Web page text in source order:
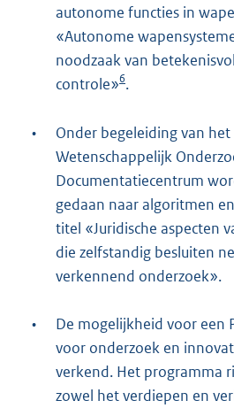
autonome functies in
«Autonome
noodzaak van
controle»6.
•
Onder begeleiding van het
Wetenschappelijk
Documentatiecentrum
gedaan naar algoritmen
titel «Juridische aspecten
die zelfstandig besluiten
verkennend onderzoek».
•
De mogelijkheid voor een
voor onderzoek en
verkend. Het programma
zowel het verdiepen en